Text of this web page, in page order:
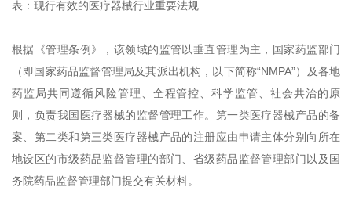
表：现行有效的医疗器械行业重要法规
根据《管理条例》，该领域的监管以垂直管理为主，国家药监部门
（即国家药品监督管理局及其派出机构，以下简称“NMPA”）及各地
药监局共同遵循风险管理、全程管控、科学监管、社会共治的原
则，负责我国医疗器械的监督管理工作。第一类医疗器械产品的备
案、第二类和第三类医疗器械产品的注册应由申请主体分别向所在
地设区的市级药品监督管理的部门、省级药品监督管理部门以及国
务院药品监督管理部门提交有关材料。